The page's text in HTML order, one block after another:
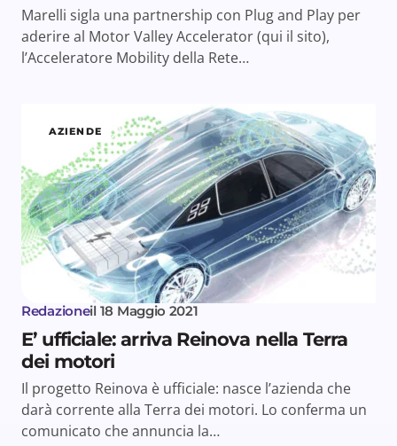
Marelli sigla una partnership con Plug and Play per
aderire al Motor Valley Accelerator (qui il sito),
l’Acceleratore Mobility della Rete…
AZIENDE
Redazioneil 18 Maggio 2021
E’ ufficiale: arriva Reinova nella Terra
dei motori
Il progetto Reinova è ufficiale: nasce l’azienda che
darà corrente alla Terra dei motori. Lo conferma un
comunicato che annuncia la…